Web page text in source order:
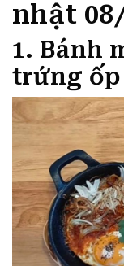
nhật
1. Bánh
trứng ốp